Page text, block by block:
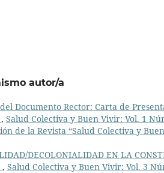
autor/a
Documento Rector: Carta de
, Salud Colectiva y Buen Vivir: Vol. 1
de la Revista “Salud Colectiva y
DECOLONIALIDAD EN LA
, Salud Colectiva y Buen Vivir: Vol. 3